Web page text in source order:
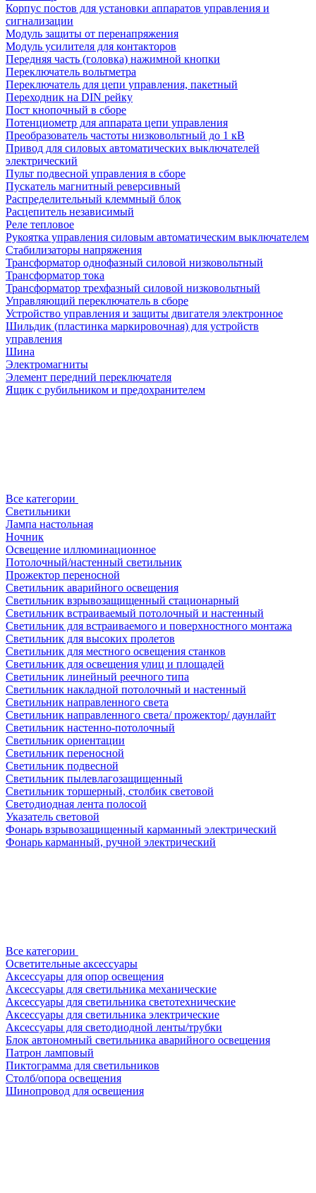
Корпус постов для установки аппаратов управления и
сигнализации
Модуль защиты от перенапряжения
Модуль усилителя для контакторов
Передняя часть (головка) нажимной кнопки
Переключатель вольтметра
Переключатель для цепи управления, пакетный
Переходник на DIN рейку
Пост кнопочный в сборе
Потенциометр для аппарата цепи управления
Преобразователь частоты низковольтный до 1 кВ
Привод для силовых автоматических выключателей
электрический
Пульт подвесной управления в сборе
Пускатель магнитный реверсивный
Распределительный клеммный блок
Расцепитель независимый
Реле тепловое
Рукоятка управления силовым автоматическим выключателем
Стабилизаторы напряжения
Трансформатор однофазный силовой низковольтный
Трансформатор тока
Трансформатор трехфазный силовой низковольтный
Управляющий переключатель в сборе
Устройство управления и защиты двигателя электронное
Шильдик (пластинка маркировочная) для устройств
управления
Шина
Электромагниты
Элемент передний переключателя
Ящик с рубильником и предохранителем
Все категории
Светильники
Лампа настольная
Ночник
Освещение иллюминационное
Потолочный/настенный светильник
Прожектор переносной
Светильник аварийного освещения
Светильник взрывозащищенный стационарный
Светильник встраиваемый потолочный и настенный
Светильник для встраиваемого и поверхностного монтажа
Светильник для высоких пролетов
Светильник для местного освещения станков
Светильник для освещения улиц и площадей
Светильник линейный реечного типа
Светильник накладной потолочный и настенный
Светильник направленного света
Светильник направленного света/ прожектор/ даунлайт
Светильник настенно-потолочный
Светильник ориентации
Светильник переносной
Светильник подвесной
Светильник пылевлагозащищенный
Светильник торшерный, столбик световой
Светодиодная лента полосой
Указатель световой
Фонарь взрывозащищенный карманный электрический
Фонарь карманный, ручной электрический
Все категории
Осветительные аксессуары
Аксессуары для опор освещения
Аксессуары для светильника механические
Аксессуары для светильника светотехнические
Аксессуары для светильника электрические
Аксессуары для светодиодной ленты/трубки
Блок автономный светильника аварийного освещения
Патрон ламповый
Пиктограмма для светильников
Столб/опора освещения
Шинопровод для освещения